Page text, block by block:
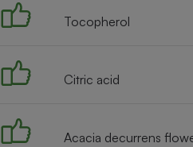
Tocopherol
Citric acid
Acacia decurrens